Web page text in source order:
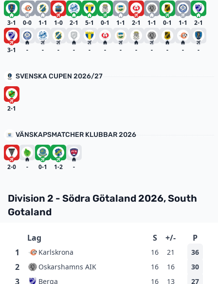
3-1 0-0 1-1 1-0 2-1 5-1 0-1 1-1 2-1 1-1 0-1 1-1 2-1
3-1 - - - - - - - - - - - -
SVENSKA CUPEN 2026/27
2-1
VÄNSKAPSMATCHER KLUBBAR 2026
2-0 - 0-1 1-2 -
Division 2 - Södra Götaland 2026, South
Gotaland
Lag S +/-
P
1
Karlskrona 16 21 36
2 Oskarshamns AIK 16 16 30
3 Berga 16 13 27